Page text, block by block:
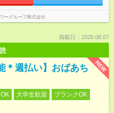
ーグループ株式会社
掲載日：2026.08.07
NEW
＊週払い】おばあち
大学生歓迎
ブランクOK